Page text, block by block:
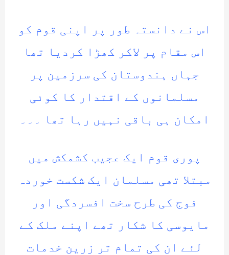
اس نے دانستہ طور پر اپنی قوم کو
اس مقام پر لاکر کھڑا کردیا تھا
جہاں ہندوستان کی سرزمین پر
مسلمانوں کے اقتدار کا کوئی
امکان ہی باقی نہیں رہا تھا ۔۔۔
پوری قوم ایک عجیب کشمکش میں
مبتلا تھی مسلمان ایک شکست خوردہ
فوج کی طرح سخت افسردگی اور
مایوسی کا شکار تھے اپنے ملک کے
لئے ان کی تمام تر زرین خدمات